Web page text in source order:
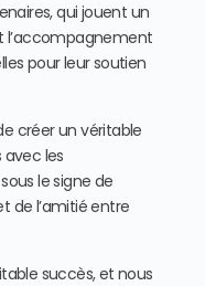
qui jouent un
l’accompagnement
pour leur soutien
créer un véritable
avec les
le signe de
de l’amitié entre
succès, et nous